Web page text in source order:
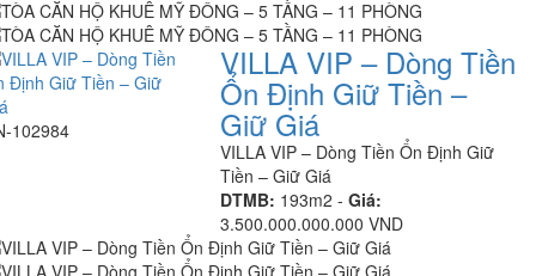
102984
VILLA VIP – Dòng Tiền
Ổn Định Giữ Tiền –
Giữ Giá
VILLA VIP – Dòng Tiền Ổn Định Giữ
Tiền – Giữ Giá
DTMB: 193m2 -Giá:
3.500.000.000.000 VND